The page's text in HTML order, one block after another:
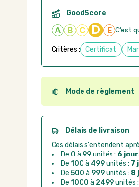
GoodScore
A B C D E C’est
Critères : Certificat
Mode de règlement
Quel que soit le mode de
Good Act.
Paiement CB :
Virement bancaire :
Chorus Pro :
Délais de livraison
Ces délais s'entendent
De 0 à 99unités : 6
De 100 à 499unités : 7
De 500 à 999unités : 8
De 1000 à 2499unités :